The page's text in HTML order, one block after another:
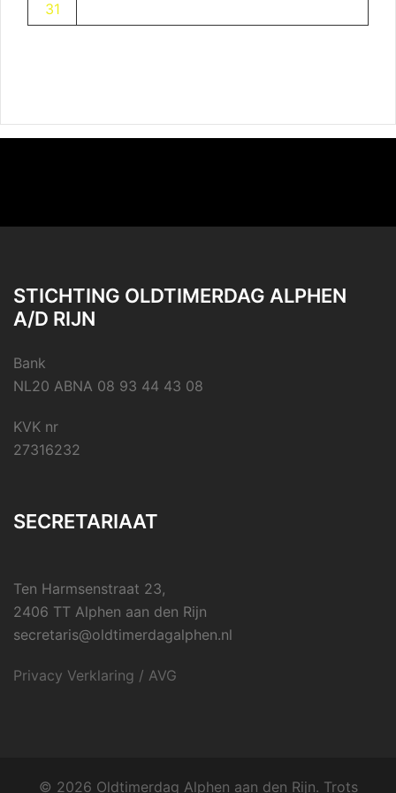
31
STICHTING OLDTIMERDAG ALPHEN
A/D RIJN
Bank
NL20 ABNA 08 93 44 43 08
KVK nr
27316232
SECRETARIAAT
Ten Harmsenstraat 23,
2406 TT Alphen aan den Rijn
secretaris@oldtimerdagalphen.nl
Privacy Verklaring / AVG
© 2026 Oldtimerdag Alphen aan den Rijn. Trots